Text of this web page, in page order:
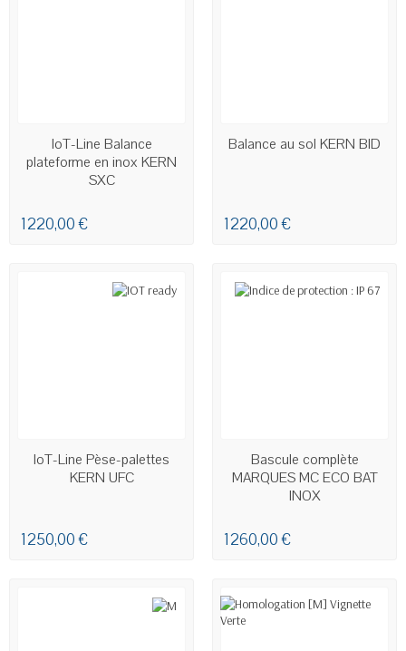
EN STOCK
IoT-Line Balance
plateforme en inox KERN
SXC
1 220,00 €
DERNIERS ARTICLES EN STOCK
Balance au sol KERN BID
1 220,00 €
EN STOCK
IoT-Line Pèse-palettes
KERN UFC
1 250,00 €
EN STOCK
Bascule complète
MARQUES MC ECO BAT
INOX
1 260,00 €